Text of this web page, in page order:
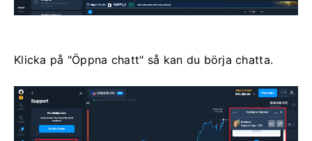
Klicka på "Öppna chatt" så kan du börja chatta.